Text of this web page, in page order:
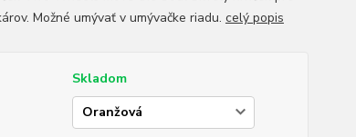
Možné umývať v umývačke riadu. celý popis
Skladom